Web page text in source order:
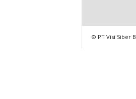
© PT Visi Siber